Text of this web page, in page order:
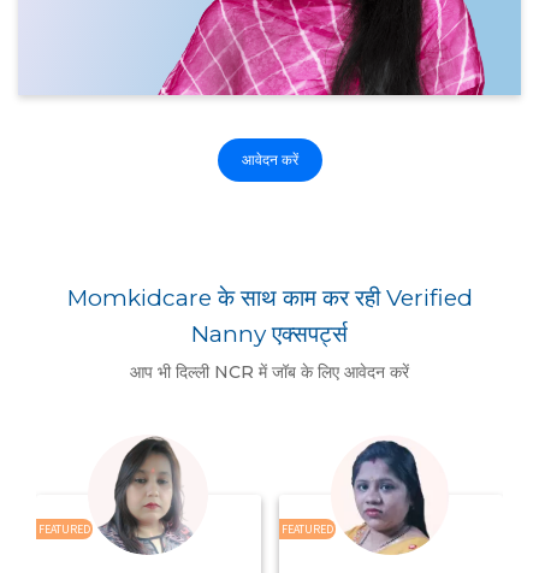
आवेदन करें
Momkidcare के साथ काम कर रही Verified
Nanny एक्सपर्ट्स
आप भी दिल्ली NCR में जॉब के लिए आवेदन करें
FEATURED FEATURED